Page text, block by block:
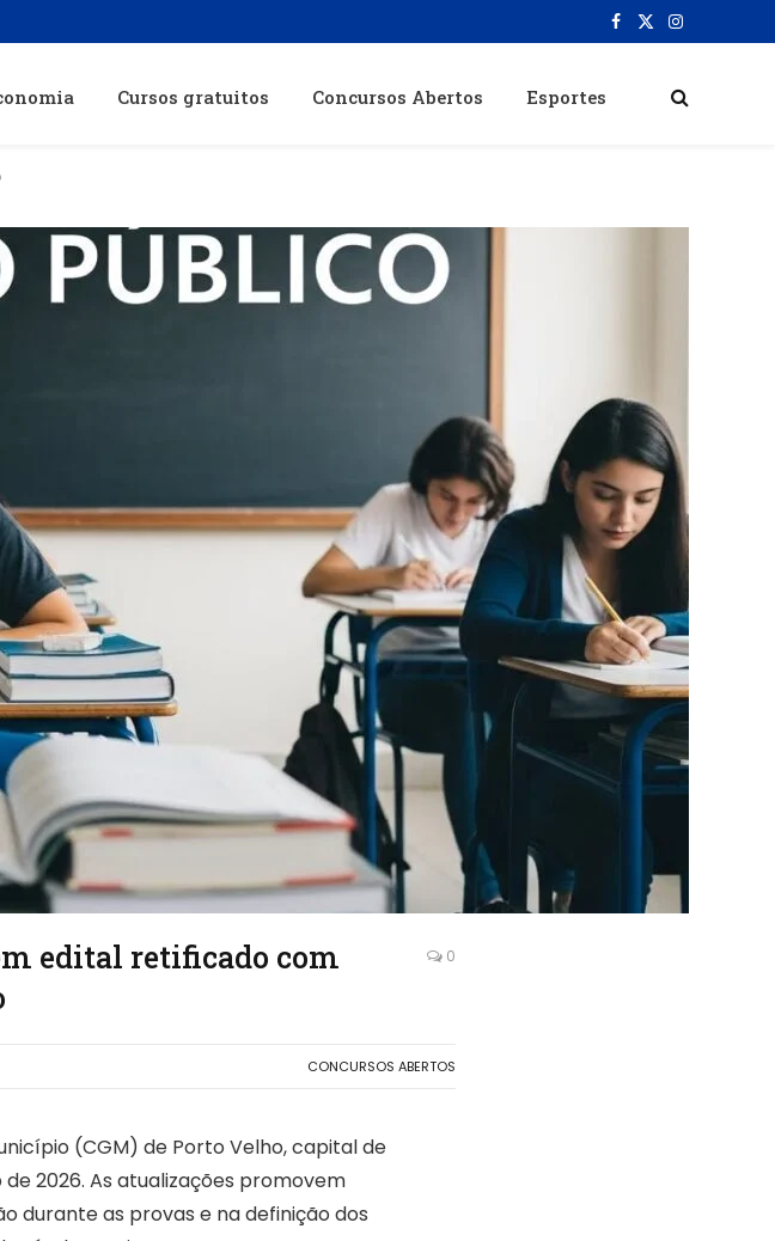
Facebook
X
Instagram
Cursos gratuitos Concursos Abertos Esportes
edital retificado com
0
CONCURSOS ABERTOS
(CGM) de Porto Velho, capital de
2026. As atualizações promovem
durante as provas e na definição dos